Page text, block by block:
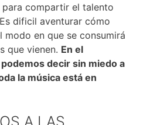
compartir el talento
dificil aventurar cómo
modo en que se consumirá
que vienen. En el
decir sin miedo a
la música está en